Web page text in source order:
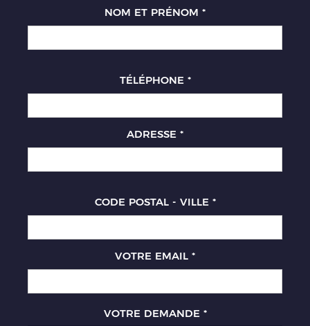
NOM ET PRÉNOM *
TÉLÉPHONE *
ADRESSE *
CODE POSTAL - VILLE *
VOTRE EMAIL *
VOTRE DEMANDE *